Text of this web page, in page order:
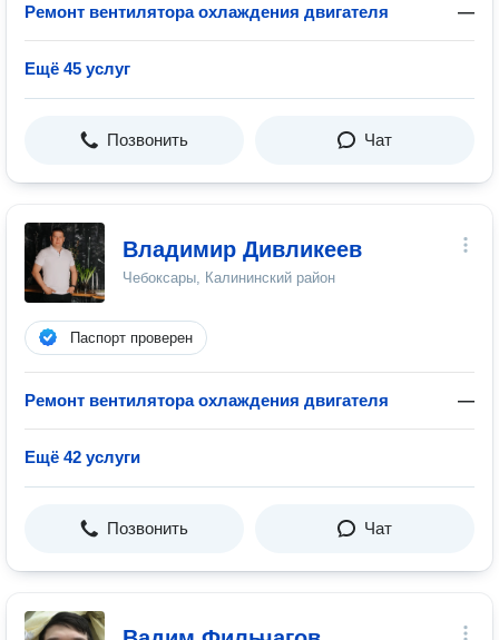
Ремонт вентилятора охлаждения двигателя —
Ещё 45 услуг
Позвонить Чат
Владимир Дивликеев
Чебоксары, Калининский район
Паспорт проверен
Ремонт вентилятора охлаждения двигателя —
Ещё 42 услуги
Позвонить Чат